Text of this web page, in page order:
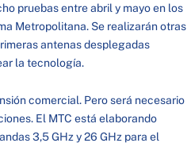
pruebas entre abril y mayo en los
Metropolitana. Se realizarán otras
antenas desplegadas
la tecnología.
comercial. Pero será necesario
El MTC está elaborando
3,5 GHz y 26 GHz para el